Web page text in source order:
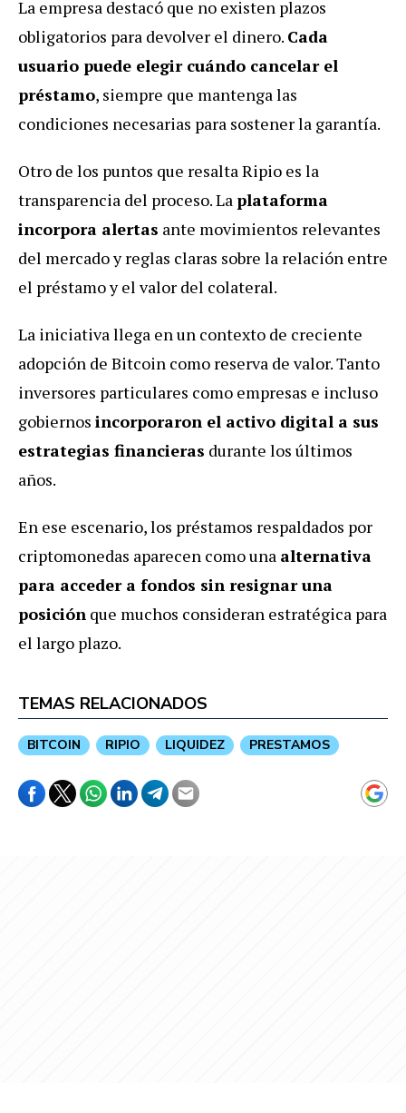
La empresa destacó que no existen plazos
obligatorios para devolver el dinero. Cada
usuario puede elegir cuándo cancelar el
préstamo, siempre que mantenga las
condiciones necesarias para sostener la garantía.
Otro de los puntos que resalta Ripio es la
transparencia del proceso. La plataforma
incorpora alertas ante movimientos relevantes
del mercado y reglas claras sobre la relación entre
el préstamo y el valor del colateral.
La iniciativa llega en un contexto de creciente
adopción de Bitcoin como reserva de valor. Tanto
inversores particulares como empresas e incluso
gobiernos incorporaron el activo digital a sus
estrategias financieras durante los últimos
años.
En ese escenario, los préstamos respaldados por
criptomonedas aparecen como una alternativa
para acceder a fondos sin resignar una
posición que muchos consideran estratégica para
el largo plazo.
TEMAS RELACIONADOS
BITCOIN RIPIO LIQUIDEZ PRESTAMOS